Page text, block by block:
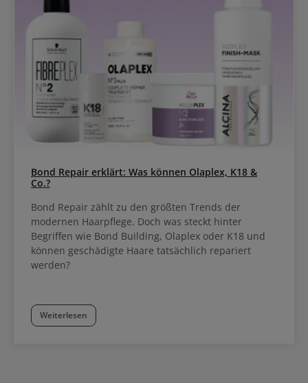
Bond Repair erklärt: Was können Olaplex, K18 &
Co.?
Bond Repair zählt zu den größten Trends der
modernen Haarpflege. Doch was steckt hinter
Begriffen wie Bond Building, Olaplex oder K18 und
können geschädigte Haare tatsächlich repariert
werden?
Weiterlesen